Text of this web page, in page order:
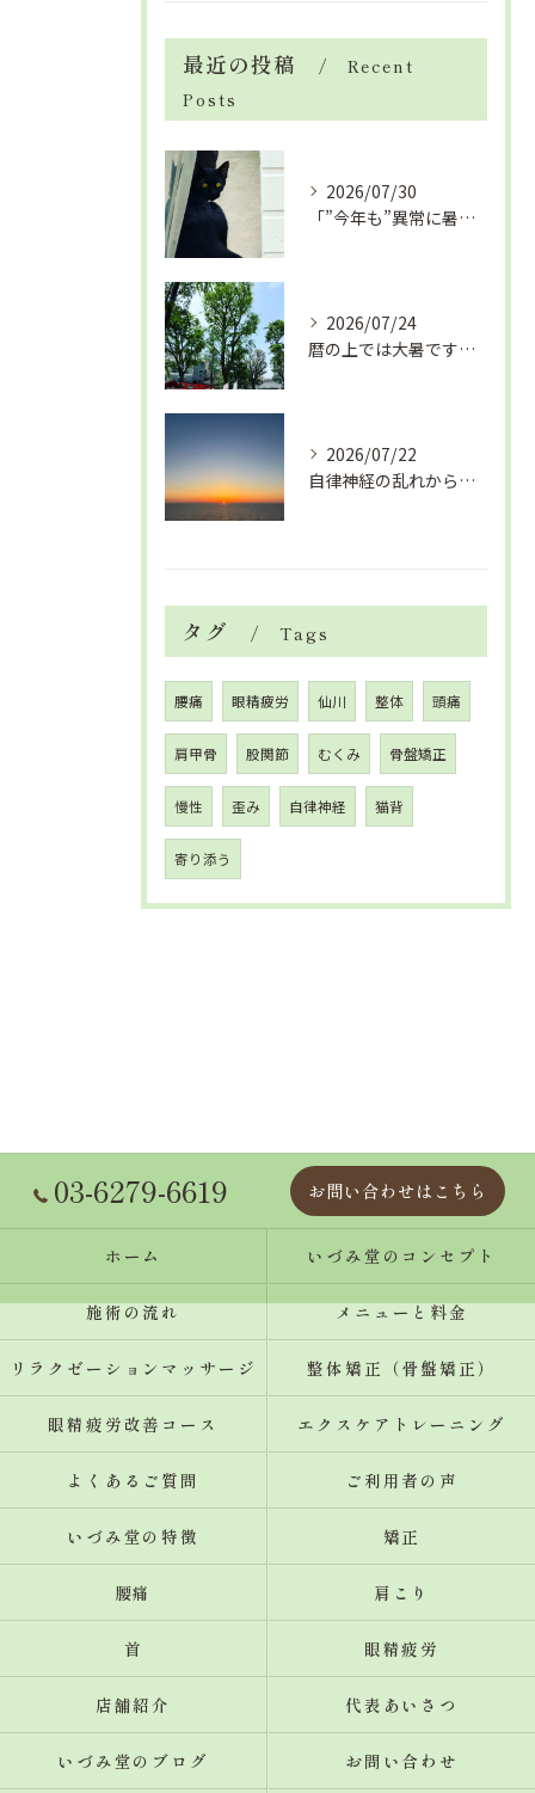
最近の投稿
Recent
Posts
2026/07/30
「”今年も”異常に暑い夏」酷暑+冷房＝夏風邪、腰痛、ひざの痛...
2026/07/24
暦の上では大暑です！腰痛や肩こりから来る頭痛
2026/07/22
自律神経の乱れから生活習慣病、血液循環の滞り
タグ Tags
腰痛 眼精疲労 仙川 整体 頭痛
肩甲骨 股関節 むくみ 骨盤矯正
慢性 歪み 自律神経 猫背
寄り添う
03-6279-6619 お問い合わせはこちら
ホーム いづみ堂のコンセプト
施術の流れ メニューと料金
リラクゼーションマッサージ 整体矯正（骨盤矯正）
眼精疲労改善コース エクスケアトレーニング
よくあるご質問 ご利用者の声
いづみ堂の特徴 矯正
腰痛 肩こり
首 眼精疲労
店舗紹介 代表あいさつ
いづみ堂のブログ お問い合わせ